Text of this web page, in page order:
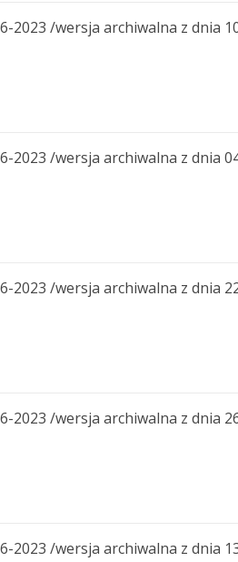
2023 /wersja archiwalna z dnia
2023 /wersja archiwalna z dnia
2023 /wersja archiwalna z dnia
2023 /wersja archiwalna z dnia
2023 /wersja archiwalna z dnia